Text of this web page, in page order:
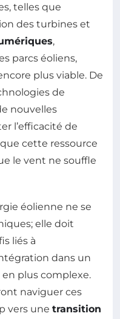
telles que
des turbines et
,
parcs éoliens,
plus viable. De
de
nouvelles
l’efficacité de
cette ressource
le vent ne souffle
éolienne ne se
elle doit
liés à
dans un
plus complexe.
naviguer ces
vers une transition